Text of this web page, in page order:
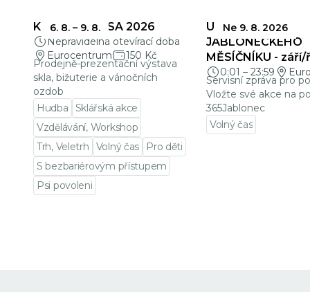
6. 8. – 9. 8.
KŘEHKÁ KRÁSA 2026
Nepravidelná otevírací doba
Eurocentrum
150 Kč
Prodejně-prezentační výstava
skla, bižuterie a vánočních
ozdob
Hudba
Sklářská akce
Vzdělávání, Workshop
Trh, Veletrh
Volný čas
Pro děti
S bezbariérovým přístupem
Psi povoleni
Ne 9. 8. 2026
UZÁVĚRKY
JABLONECKÉHO
MĚSÍČNÍKU -
0:01 – 23:59
Servisní zpráva pro
Vložte své akce na
365Jablonec
Volný čas